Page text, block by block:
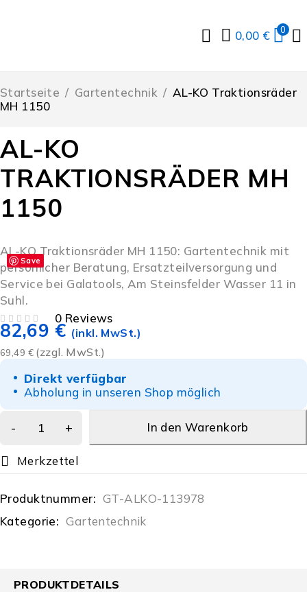
0,00 € 0
Startseite / Gartentechnik / AL-KO Traktionsräder
MH 1150
AL-KO
TRAKTIONSRÄDER MH
1150
Save
0 Reviews
82,69 € (inkl. MwSt.)
69,49 € (zzgl. MwSt.)
AL-KO Traktionsräder MH 1150: Gartentechnik mit
persönlicher Beratung, Ersatzteilversorgung und
Service bei Galatools, Am Steinsfelder Wasser 11 in
Suhl.
Direkt verfügbar
Abholung in unseren Shop möglich
In den Warenkorb
Produktnummer: GT-ALKO-113978
Kategorie: Gartentechnik
PRODUKTDETAILS